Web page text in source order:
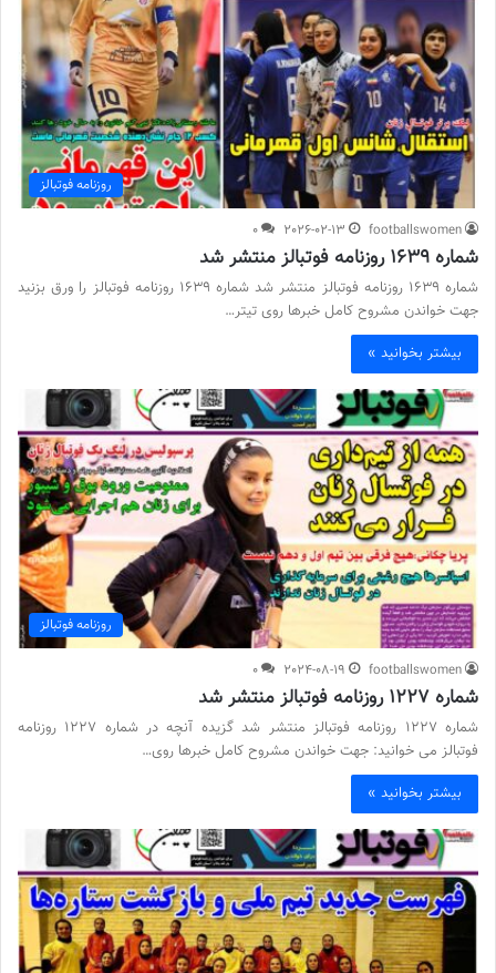
روزنامه فوتبالز
footballswomen
2026-02-13
0
شماره 1639 روزنامه فوتبالز منتشر شد
شماره 1639 روزنامه فوتبالز منتشر شد شماره 1639 روزنامه فوتبالز را ورق بزنید
جهت خواندن مشروح کامل خبرها روی تیتر…
بیشتر بخوانید »
روزنامه فوتبالز
footballswomen
2024-08-19
0
شماره 1227 روزنامه فوتبالز منتشر شد
شماره 1227 روزنامه فوتبالز منتشر شد گزیده آنچه در شماره 1227 روزنامه
فوتبالز می خوانید: جهت خواندن مشروح کامل خبرها روی…
بیشتر بخوانید »